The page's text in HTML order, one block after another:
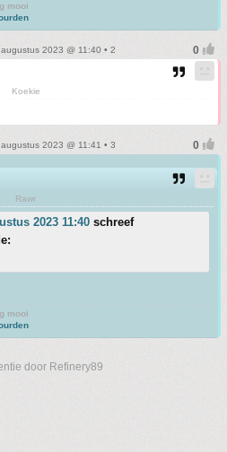
mooi
2023 @ 11:40 • 2
Koekie
2023 @ 11:41 • 3
Rawr
2023 11:40 schreef
mooi
door Refinery89